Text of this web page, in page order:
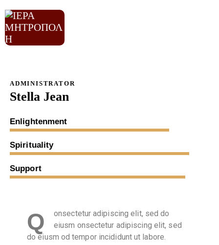
ADMINISTRATOR
Stella Jean
Enlightenment
Spirituality
Support
Q
onsectetur adipiscing elit, sed do
eiusm onsectetur adipiscing elit, sed
do eiusm od tempor incididunt ut labore.